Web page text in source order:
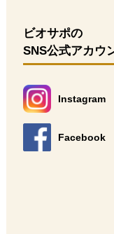
ビオサポの
SNS公式アカウ
Instagram
別のウィン
Facebook
別のウィン